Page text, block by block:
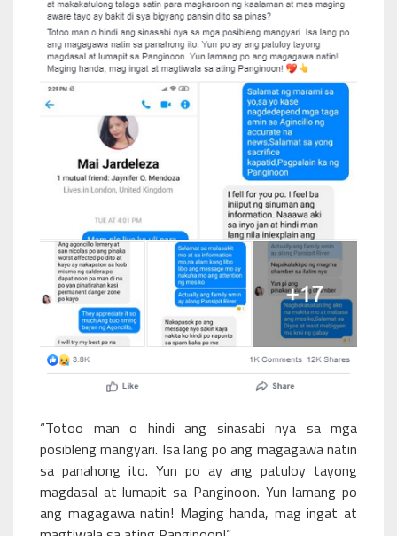
“Totoo man o hindi ang sinasabi nya sa mga
posibleng mangyari. Isa lang po ang magagawa natin
sa panahong ito. Yun po ay ang patuloy tayong
magdasal at lumapit sa Panginoon. Yun lamang po
ang magagawa natin! Maging handa, mag ingat at